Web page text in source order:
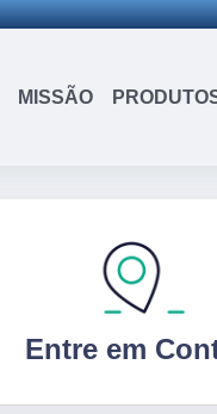
(11)98366-8432
MISSÃO
Entre em